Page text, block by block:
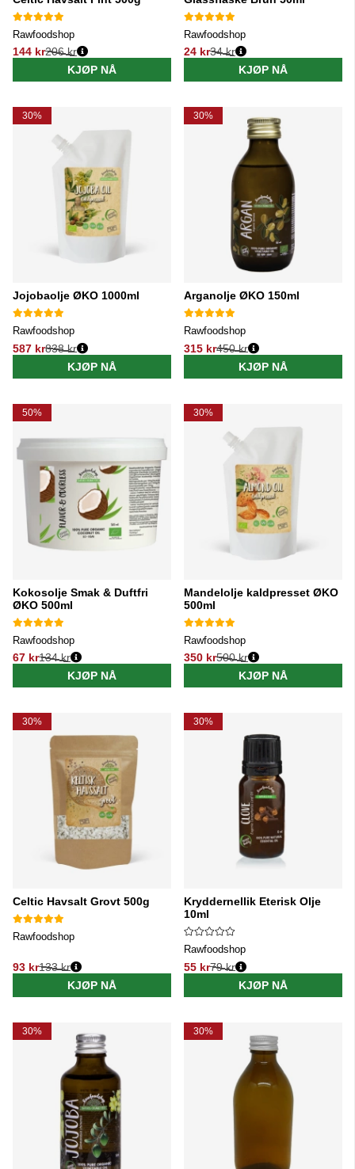
Rawfoodshop
144 kr
Vanlig pris:
206 kr
KJØP NÅ
Rawfoodshop
24 kr
Vanlig pris:
34 kr
KJØP NÅ
30%
Jojobaolje ØKO 1000ml
Rawfoodshop
587 kr
Vanlig pris:
838 kr
KJØP NÅ
30%
Arganolje ØKO 150ml
Rawfoodshop
315 kr
Vanlig pris:
450 kr
KJØP NÅ
50%
Kokosolje Smak & Duftfri
ØKO 500ml
Rawfoodshop
67 kr
Vanlig pris:
134 kr
KJØP NÅ
30%
Mandelolje kaldpresset ØKO
500ml
Rawfoodshop
350 kr
Vanlig pris:
500 kr
KJØP NÅ
30%
Celtic Havsalt Grovt 500g
Rawfoodshop
93 kr
Vanlig pris:
133 kr
KJØP NÅ
30%
Kryddernellik Eterisk Olje
10ml
Rawfoodshop
55 kr
Vanlig pris:
79 kr
KJØP NÅ
30% 30%